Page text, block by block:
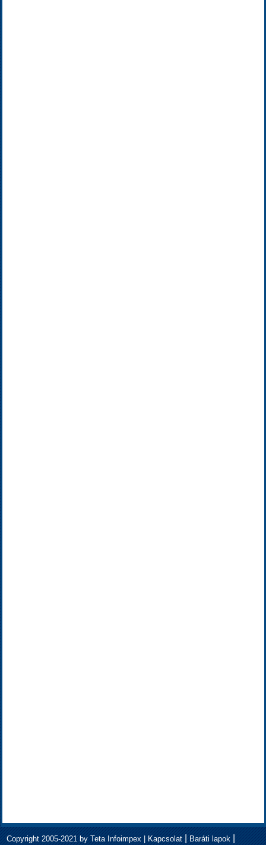
Copyright 2005-2021 by Teta Infoimpex | Kapcsolat| Baráti lapok|